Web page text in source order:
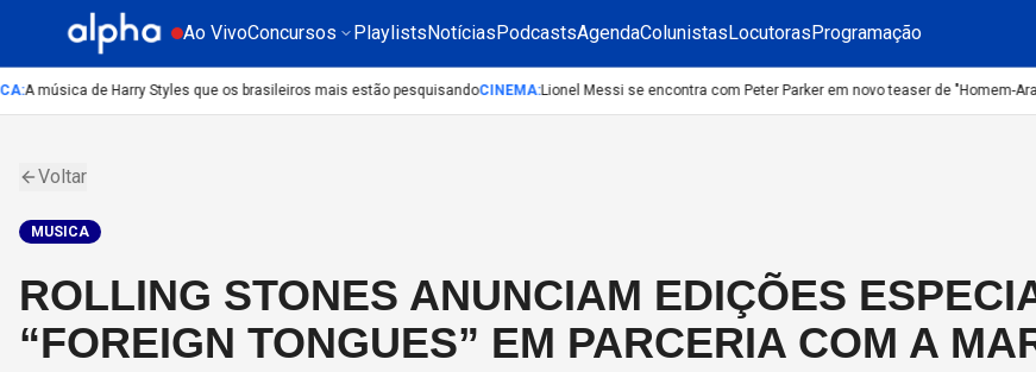
Ao VivoConcursos PlaylistsNotíciasPodcastsAgendaColunistasLocutorasProgramação
:A música de Harry Styles que os brasileiros mais estão pesquisandoCINEMA:Lionel Messi se encontra com Peter Parker em novo teaser de "Homem-
Voltar
MUSICA
ROLLING STONES ANUNCIAM EDIÇÕES
“FOREIGN TONGUES” EM PARCERIA COM A